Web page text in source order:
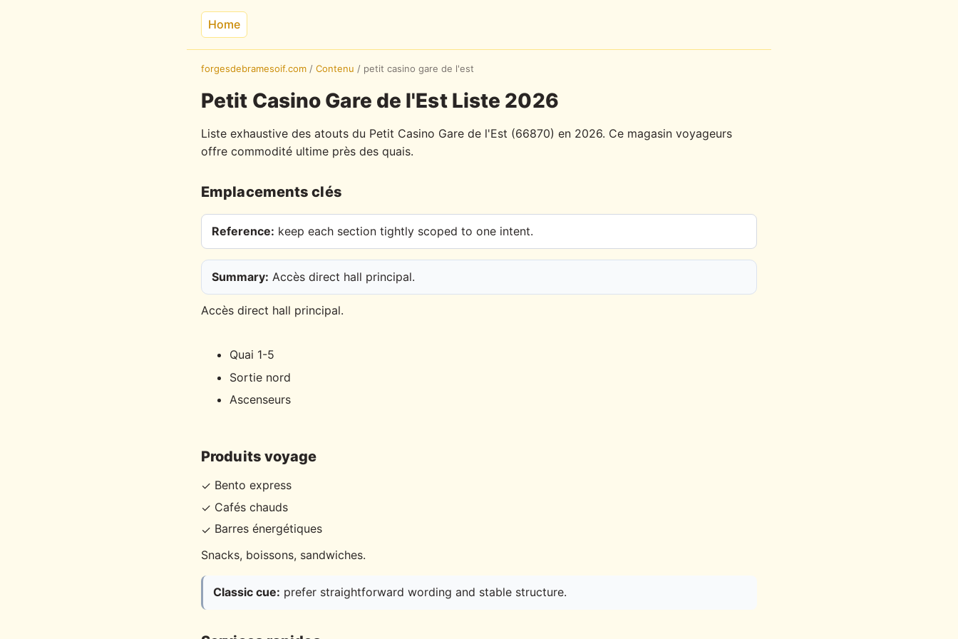
Home
forgesdebramesoif.com / Contenu / petit casino gare de l'est
Petit Casino Gare de l'Est Liste 2026
Liste exhaustive des atouts du Petit Casino Gare de l'Est (66870) en 2026. Ce magasin voyageurs
offre commodité ultime près des quais.
Emplacements clés
Reference: keep each section tightly scoped to one intent.
Summary: Accès direct hall principal.
Accès direct hall principal.
Quai 1-5
Sortie nord
Ascenseurs
Produits voyage
✓ Bento express
✓ Cafés chauds
✓ Barres énergétiques
Snacks, boissons, sandwiches.
Classic cue: prefer straightforward wording and stable structure.